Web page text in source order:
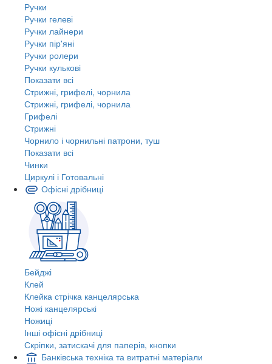
Ручки
Ручки гелеві
Ручки лайнери
Ручки пір'яні
Ручки ролери
Ручки кулькові
Показати всі
Стрижні, грифелі, чорнила
Стрижні, грифелі, чорнила
Грифелі
Стрижні
Чорнило і чорнильні патрони, туш
Показати всі
Чинки
Циркулі і Готовальні
Офісні дрібниці
Бейджі
Клей
Клейка стрічка канцелярська
Ножі канцелярські
Ножиці
Інші офісні дрібниці
Скріпки, затискачі для паперів, кнопки
Банківська техніка та витратні матеріали